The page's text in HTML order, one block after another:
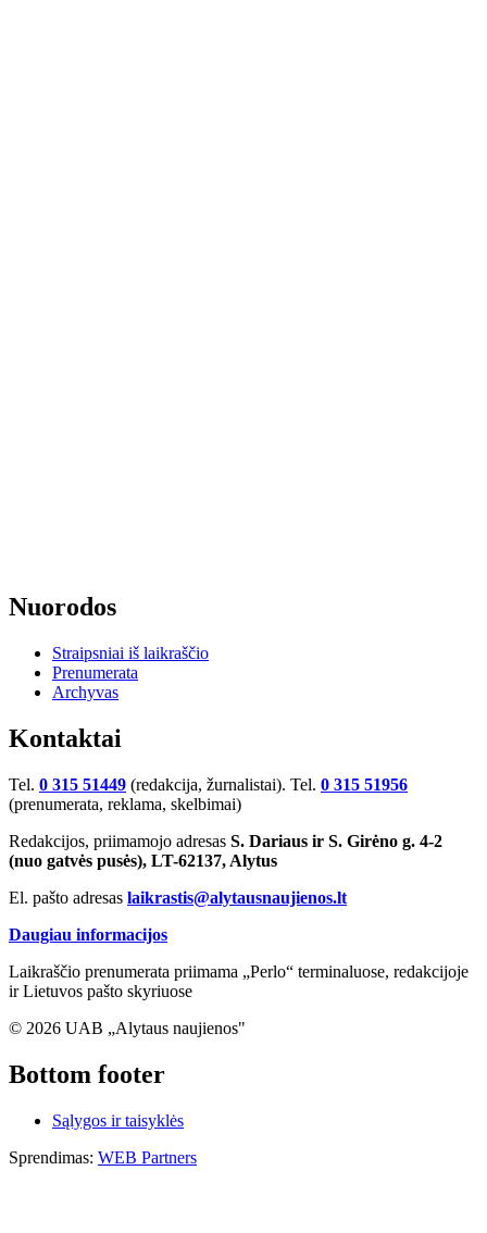
Nuorodos
Straipsniai iš laikraščio
Prenumerata
Archyvas
Kontaktai
Tel. 0 315 51449 (redakcija, žurnalistai). Tel. 0 315 51956
(prenumerata, reklama, skelbimai)
Redakcijos, priimamojo adresas S. Dariaus ir S. Girėno g. 4-2
(nuo gatvės pusės), LT-62137, Alytus
El. pašto adresas laikrastis@alytausnaujienos.lt
Daugiau informacijos
Laikraščio prenumerata priimama „Perlo“ terminaluose, redakcijoje
ir Lietuvos pašto skyriuose
© 2026 UAB „Alytaus naujienos"
Bottom footer
Sąlygos ir taisyklės
Sprendimas: WEB Partners